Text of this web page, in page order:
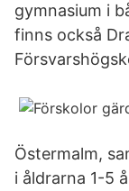
gymnasium i
finns också
Östermalm,
i åldrarna 1-5